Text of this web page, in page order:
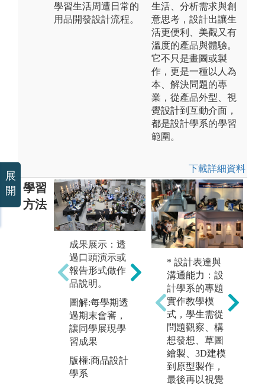
學習生活周遭日常的
用品開發設計流程。
生活、分析需求與創
意思考，設計出讓生
活更便利、美觀又有
溫度的產品與體驗。
它不只是畫圖或製
作，更是一種以人為
本、解決問題的專
業，從產品外型、視
覺設計到互動介面，
都是設計學系的學習
範圍。
下載詳細資料
學習
方法
成果展示：透
過口頭演示或
報告形式做作
品說明。
圖解:每學期透
過期末會審，
讓同學展現學
習成果
版權:商品設計
學系
專題實作：透
過特定的題目
與他人進行團
隊合作。
圖解:學生參與
設計競賽
版權:商品設計
學系
* 設計表達與
溝通能力：設
計學系的專題
實作教學模
式，學生需從
問題觀察、構
想發想、草圖
繪製、3D建模
到原型製作，
最後再以視覺
展
開